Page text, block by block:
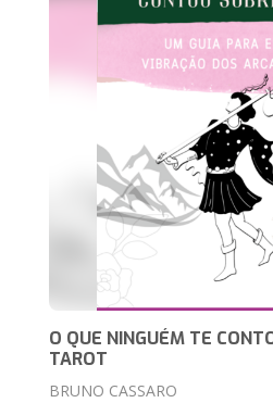
O QUE NINGUÉM TE
TAROT
BRUNO CASSARO